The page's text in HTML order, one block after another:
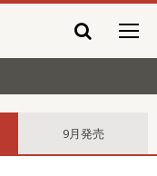
9月発売